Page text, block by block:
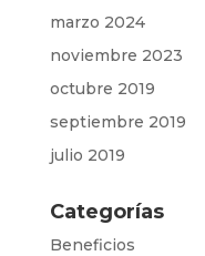
marzo 2024
noviembre 2023
octubre 2019
septiembre 2019
julio 2019
Categorías
Beneficios